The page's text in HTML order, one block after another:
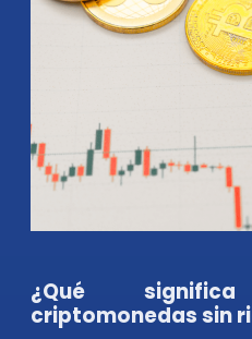
¿Qué
criptomonedas sin